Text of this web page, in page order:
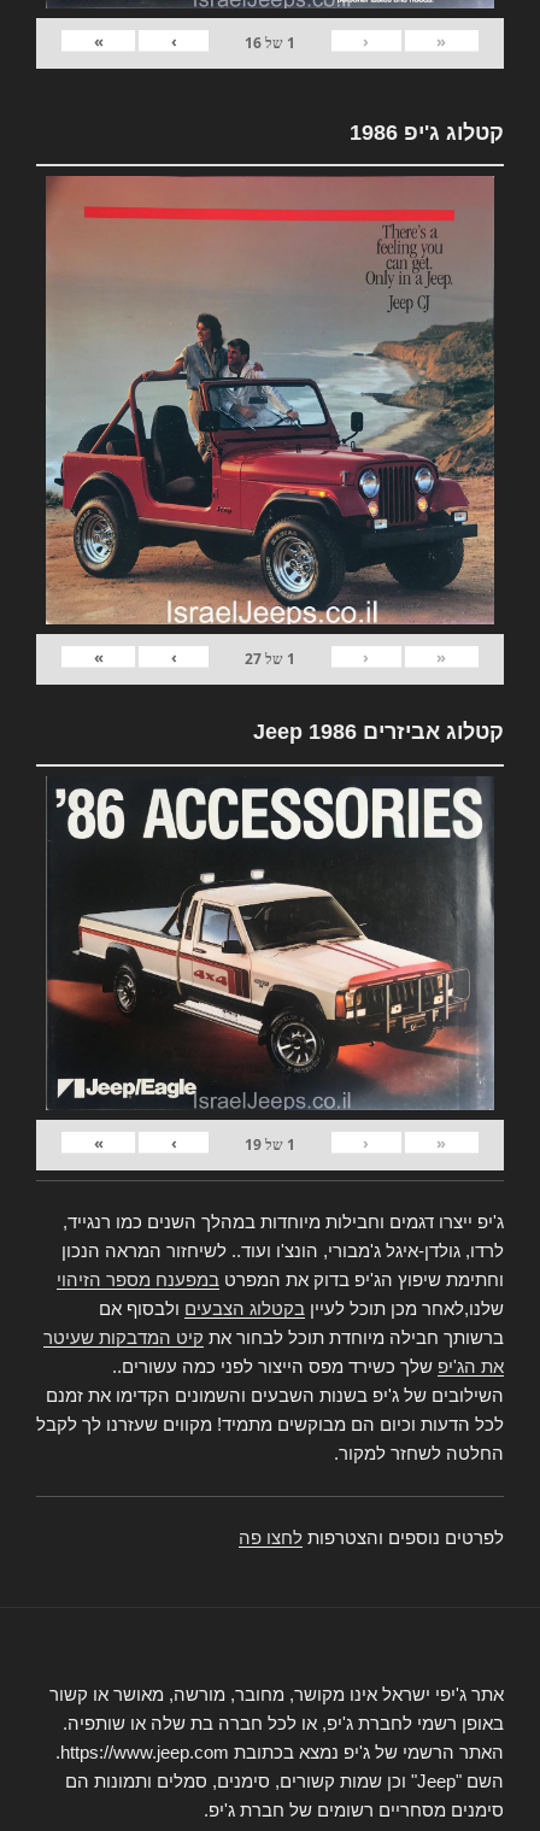
«
‹
1 של16
›
»
קטלוג ג'יפ 1986
«
‹
1 של27
›
»
קטלוג אביזרים Jeep 1986
«
‹
1 של19
›
»
ג'יפ ייצרו דגמים וחבילות מיוחדות במהלך השנים כמו רנגייד,
לרדו, גולדן-איגל ג'מבורי, הונצ'ו ועוד.. לשיחזור המראה הנכון
וחתימת שיפוץ הג'יפ בדוק את המפרט במפענח מספר הזיהוי
שלנו,לאחר מכן תוכל לעיין בקטלוג הצבעים ולבסוף אם
ברשותך חבילה מיוחדת תוכל לבחור את קיט המדבקות שעיטר
את הג'יפ שלך כשירד מפס הייצור לפני כמה עשורים..
השילובים של ג'יפ בשנות השבעים והשמונים הקדימו את זמנם
לכל הדעות וכיום הם מבוקשים מתמיד! מקווים שעזרנו לך לקבל
החלטה לשחזר למקור.
לפרטים נוספים והצטרפות לחצו פה
אתר ג'יפי ישראל אינו מקושר, מחובר, מורשה, מאושר או קשור
באופן רשמי לחברת ג'יפ, או לכל חברה בת שלה או שותפיה.
האתר הרשמי של ג'יפ נמצא בכתובת https://www.jeep.com.
השם "Jeep" וכן שמות קשורים, סימנים, סמלים ותמונות הם
סימנים מסחריים רשומים של חברת ג'יפ.